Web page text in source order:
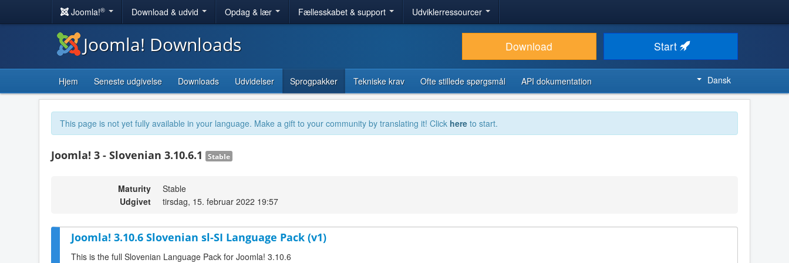
Joomla!® Download & udvid Opdag & lær Fællesskabet & support Udviklerressourcer
Joomla! Downloads Download Start
Hjem Seneste udgivelse Downloads Udvidelser Sprogpakker Tekniske krav Ofte stillede spørgsmål API dokumentation Dansk
This page is not yet fully available in your language. Make a gift to your community by translating it! Click here to start.
Joomla! 3 - Slovenian 3.10.6.1 Stable
Maturity
Stable
Udgivet
tirsdag, 15. februar 2022 19:57
Joomla! 3.10.6 Slovenian sl-SI Language Pack (v1)
This is the full Slovenian Language Pack for Joomla! 3.10.6